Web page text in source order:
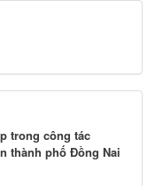
trong công tác
thành phố Đồng Nai